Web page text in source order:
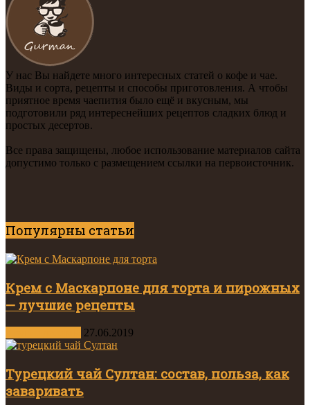
У нас Вы найдете много интересных статей о кофе и чае.
Виды и сорта, рецепты и способы приготовления. А чтобы
приятное время чаепития было ещё и вкусным, мы
подготовили ряд интереснейших рецептов сладких блюд и
простых десертов.
Все права защищены, любое использование материалов сайта
допустимо только с размещением ссылки на первоисточник.
Популярны статьи
Крем с Маскарпоне для торта и пирожных
— лучшие рецепты
27.06.2019
Турецкий чай Султан: состав, польза, как
заваривать